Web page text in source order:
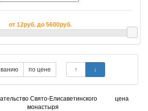
от 12руб. до 5600руб.
Свято-Елисаветинского
монастыря
цена